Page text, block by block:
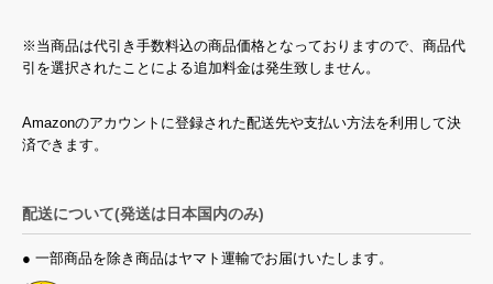
※当商品は代引き手数料込の商品価格となっておりますので、商品代
引を選択されたことによる追加料金は発生致しません。
Amazonのアカウントに登録された配送先や支払い方法を利用して決
済できます。
配送について(発送は日本国内のみ)
● 一部商品を除き商品はヤマト運輸でお届けいたします。